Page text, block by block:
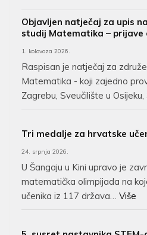
Objavljen natječaj za upis
studij Matematika – prijave
1. kolovoza 2026.
Raspisan je natječaj za
Matematika - koji zajedno
Zagrebu, Sveučilište u Osijeku,
Tri medalje za hrvatske
24. srpnja 2026.
U Šangaju u Kini upravo je
matematička olimpijada na
učenika iz 117 država… Više